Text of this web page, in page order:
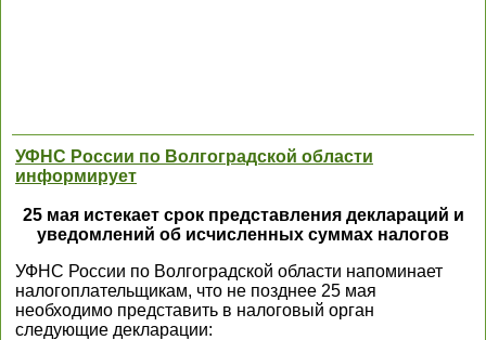
УФНС России по Волгоградской области
информирует
25 мая истекает срок представления деклараций и
уведомлений об исчисленных суммах налогов
УФНС России по Волгоградской области напоминает
налогоплательщикам, что не позднее 25 мая
необходимо представить в налоговый орган
следующие декларации: